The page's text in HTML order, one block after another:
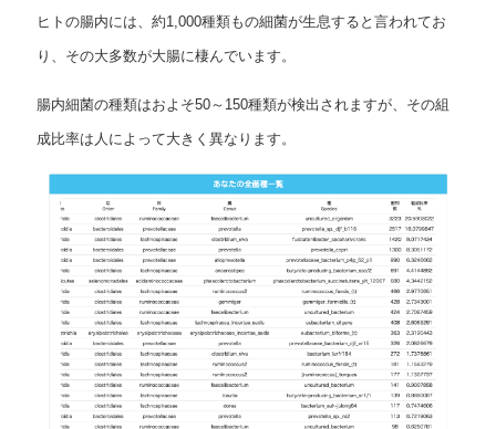
ヒトの腸内には、約1,000種類もの細菌が生息すると言われてお
り、その大多数が大腸に棲んでいます。
腸内細菌の種類はおよそ50～150種類が検出されますが、その組
成比率は人によって大きく異なります。